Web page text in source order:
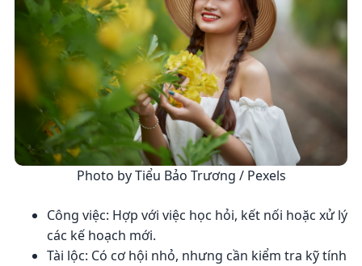
Photo by Tiểu Bảo Trương / Pexels
Công việc: Hợp với việc học hỏi, kết nối hoặc xử lý
các kế hoạch mới.
Tài lộc: Có cơ hội nhỏ, nhưng cần kiểm tra kỹ tính